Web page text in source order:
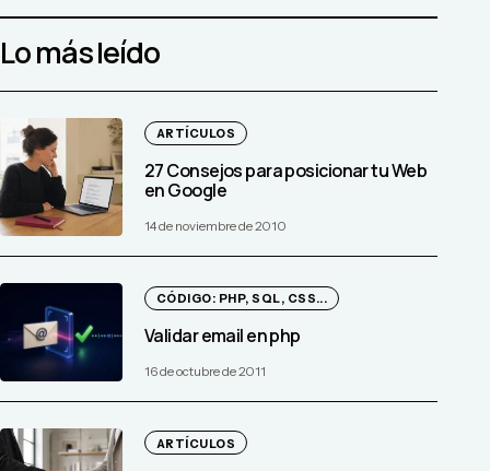
Lo más leído
ARTÍCULOS
27 Consejos para posicionar tu Web
en Google
14 de noviembre de 2010
CÓDIGO: PHP, SQL, CSS...
Validar email en php
16 de octubre de 2011
ARTÍCULOS